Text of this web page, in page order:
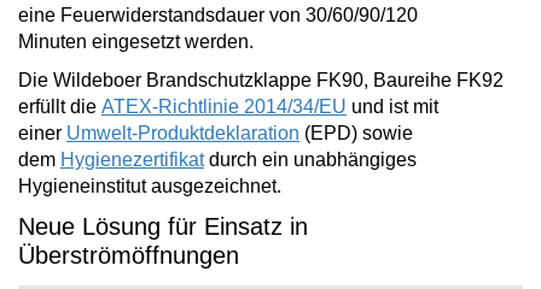
eine Feuerwiderstandsdauer von 30/60/90/120
Minuten eingesetzt werden.
Die Wildeboer Brandschutzklappe FK90, Baureihe FK92
erfüllt die ATEX-Richtlinie 2014/34/EU und ist mit
einer Umwelt-Produktdeklaration (EPD) sowie
dem Hygienezertifikat durch ein unabhängiges
Hygieneinstitut ausgezeichnet.
Neue Lösung für Einsatz in
Überströmöffnungen